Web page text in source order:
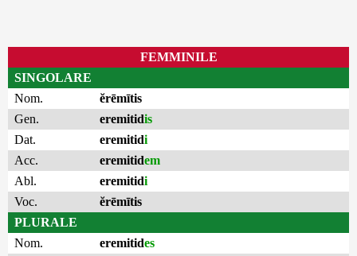
FEMMINILE
SINGOLARE
Nom.
ĕrēmītis
Gen.
eremitidis
Dat.
eremitidi
Acc.
eremitidem
Abl.
eremitidi
Voc.
ĕrēmītis
PLURALE
Nom.
eremitides